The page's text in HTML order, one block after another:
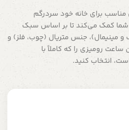
مناسب برای خانه خود سردرگم
شما کمک می‌کند تا بر اساس سبک
مینیمال)، جنس متریال (چوب، فلز) و
ساعت رومیزی را که کاملاً با
انتخاب کنید.